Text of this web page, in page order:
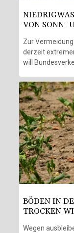
VON SONN-
Zur
derzeit
will
über die Straße
Angesichts der
"kurzfristige
Sonn- und
am Donnerstag
mit den
BÖDEN IN
TROCKEN
Wegen